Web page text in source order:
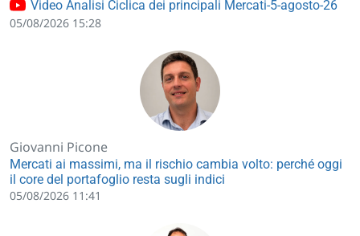
Video Analisi Ciclica dei principali Mercati-5-agosto-26
05/08/2026 15:28
Giovanni Picone
Mercati ai massimi, ma il rischio cambia volto: perché oggi
il core del portafoglio resta sugli indici
05/08/2026 11:41